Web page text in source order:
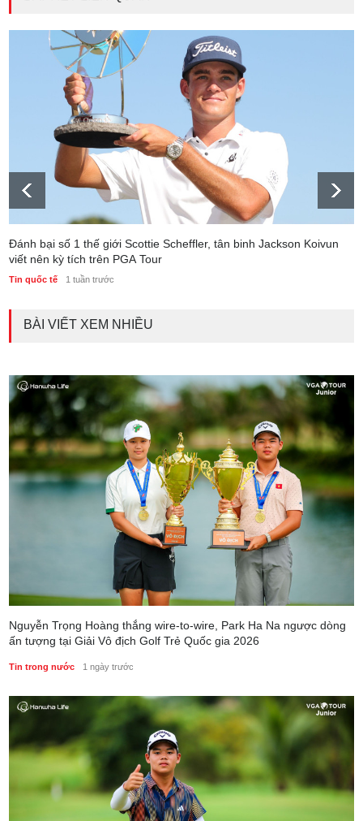
Đánh bại số 1 thế giới Scottie Scheffler, tân binh Jackson Koivun
viết nên kỳ tích trên PGA Tour
Tin quốc tế 1 tuần trước
BÀI VIẾT XEM NHIỀU
Nguyễn Trọng Hoàng thắng wire-to-wire, Park Ha Na ngược dòng
ấn tượng tại Giải Vô địch Golf Trẻ Quốc gia 2026
Tin trong nước 1 ngày trước